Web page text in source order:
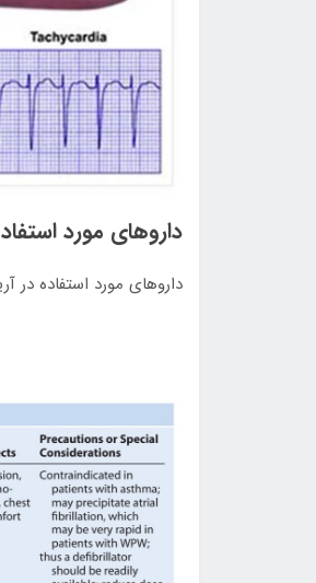
داروهای مورد
داروهای مورد استفاده